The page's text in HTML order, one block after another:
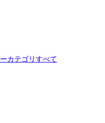
カテゴリすべて